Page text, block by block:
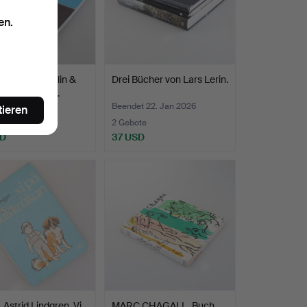
„Gunnel Sahlin &
Boda“, Train …
14. Feb 2026
Drei Bücher von Lars Lerin.
Beendet 22. Jan 2026
2 Gebote
37 USD